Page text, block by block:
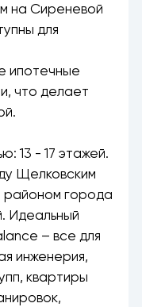
на Сиреневой
для
ипотечные
что делает
13 - 17 этажей.
Щелковским
города
Идеальный
– все для
инженерия,
квартиры